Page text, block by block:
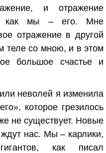
и отражение
как мы – его. Мне
отражение в другой
теле со мною, и в этом
большое счастье и
неволей я изменила
которое грезилось
не существует. Новые
нас. Мы – карлики,
как писал